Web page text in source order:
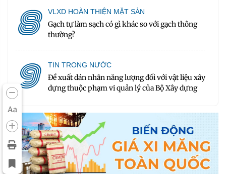
Aa
8 VLXD HOÀN THIỆN MẶT SÀN
Gạch tự làm sạch có gì khác so với gạch thông
thường?
9 TIN TRONG NƯỚC
Đề xuất dán nhãn năng lượng đối với vật liệu xây
dựng thuộc phạm vi quản lý của Bộ Xây dựng